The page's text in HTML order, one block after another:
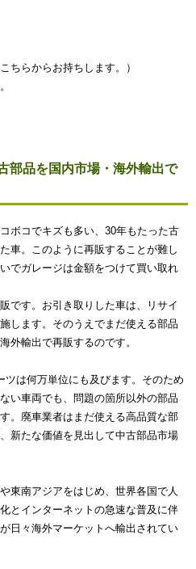
ちらからお持ちします。）
部品を国内市場・海外輸出で
ボコでキズも多い、30年もたった古
車。このように再販することが難し
でガレージは金額をつけて買い取れ
です。お引き取りした車は、リサイ
します。そのうえでまだ使える部品
外輸出で再販するのです。
ツは何万単位にも及びます。そのため
い車両でも、問題の箇所以外の部品
。廃車業者はまだ使える高品質な部
新たな価値を見出して中古部品市場
東南アジアをはじめ、世界各国で人
とインターネットの急速な普及に伴
日々海外マーケットへ輸出されてい